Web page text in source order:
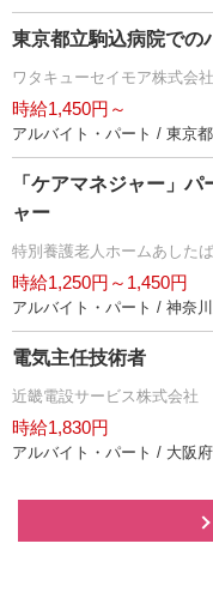
東京都立駒込病院での
ワタキューセイモア株式会
時給1,450円～
アルバイト・パート / 東京都
「ケアマネジャー」
ャー
特別養護老人ホームあしたば
時給1,250円～1,450円
アルバイト・パート / 神奈
電気主任技術者
近畿電設サービス株式会社
時給1,830円
アルバイト・パート / 大阪府